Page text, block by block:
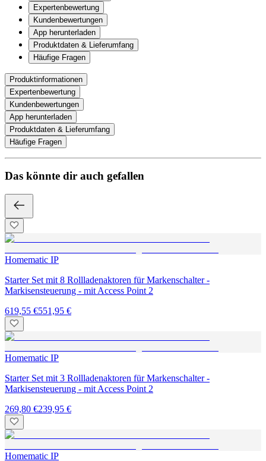
Expertenbewertung
Kundenbewertungen
App herunterladen
Produktdaten & Lieferumfang
Häufige Fragen
Produktinformationen
Expertenbewertung
Kundenbewertungen
App herunterladen
Produktdaten & Lieferumfang
Häufige Fragen
Das könnte dir auch gefallen
Homematic IP
Starter Set mit 8 Rollladenaktoren für Markenschalter -
Markisensteuerung - mit Access Point 2
619,55 €551,95 €
Homematic IP
Starter Set mit 3 Rollladenaktoren für Markenschalter -
Markisensteuerung - mit Access Point 2
269,80 €239,95 €
Homematic IP